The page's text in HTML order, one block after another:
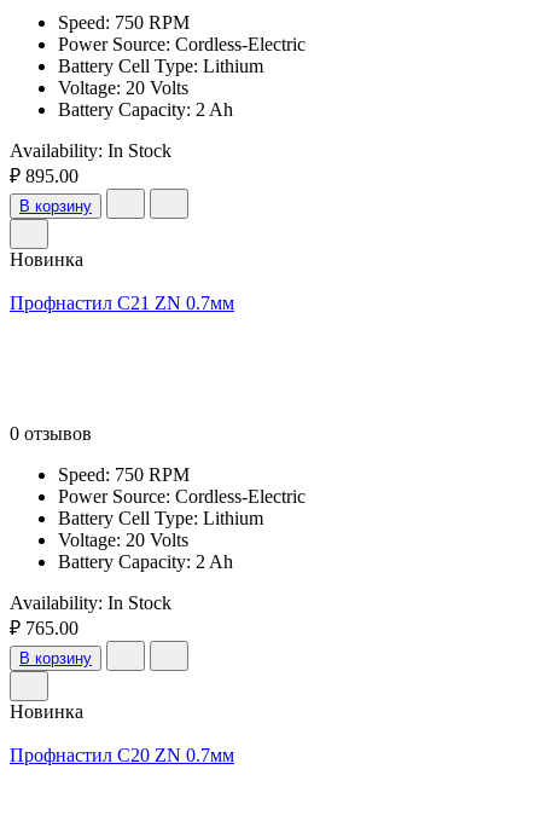
Speed: 750 RPM
Power Source: Cordless-Electric
Battery Cell Type: Lithium
Voltage: 20 Volts
Battery Capacity: 2 Ah
Availability: In Stock
₽ 895.00
В корзину
Новинка
Профнастил С21 ZN 0.7мм
0 отзывов
Speed: 750 RPM
Power Source: Cordless-Electric
Battery Cell Type: Lithium
Voltage: 20 Volts
Battery Capacity: 2 Ah
Availability: In Stock
₽ 765.00
В корзину
Новинка
Профнастил С20 ZN 0.7мм